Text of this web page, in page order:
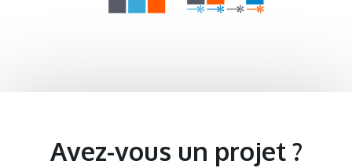
Avez-vous un projet ?